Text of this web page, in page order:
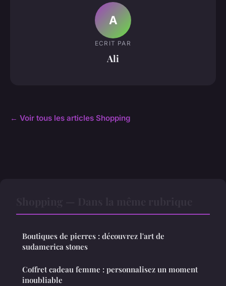
A
ECRIT PAR
Ali
← Voir tous les articles Shopping
Boutiques de pierres : découvrez l'art de
sudamerica stones
Coffret cadeau femme : personnalisez un moment
inoubliable